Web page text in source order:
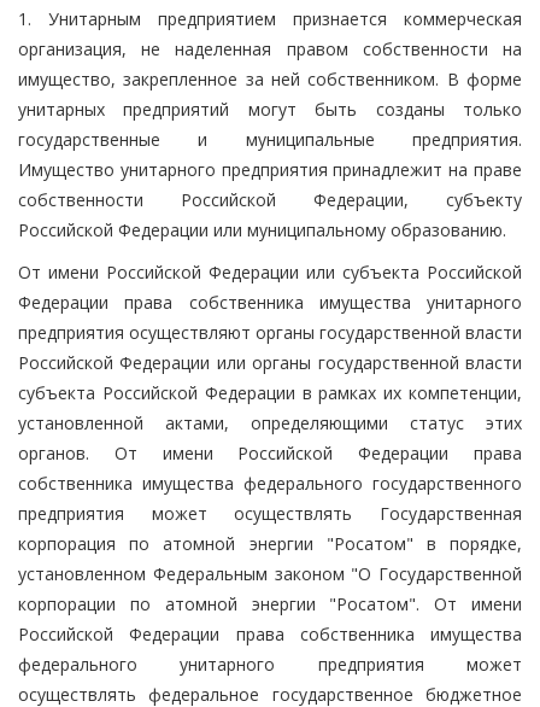
1. Унитарным предприятием признается коммерческая
организация, не наделенная правом собственности на
имущество, закрепленное за ней собственником. В форме
унитарных предприятий могут быть созданы только
государственные и муниципальные предприятия.
Имущество унитарного предприятия принадлежит на праве
собственности Российской Федерации, субъекту
Российской Федерации или муниципальному образованию.
От имени Российской Федерации или субъекта Российской
Федерации права собственника имущества унитарного
предприятия осуществляют органы государственной власти
Российской Федерации или органы государственной власти
субъекта Российской Федерации в рамках их компетенции,
установленной актами, определяющими статус этих
органов. От имени Российской Федерации права
собственника имущества федерального государственного
предприятия может осуществлять Государственная
корпорация по атомной энергии "Росатом" в порядке,
установленном Федеральным законом "О Государственной
корпорации по атомной энергии "Росатом". От имени
Российской Федерации права собственника имущества
федерального унитарного предприятия может
осуществлять федеральное государственное бюджетное